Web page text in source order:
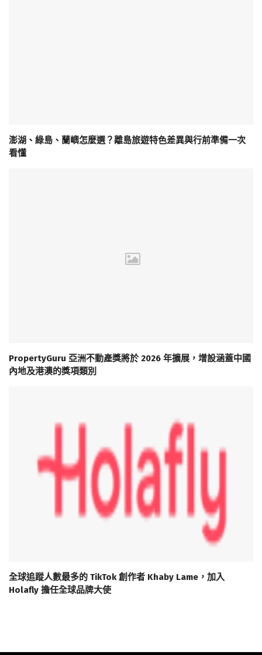
澎湖、綠島、蘭嶼怎麼選？離島旅遊特色差異與行前準備一次
看懂
PropertyGuru 亞洲不動產獎將於 2026 年擴展，增設涵蓋中國
內地及港澳的獎項類別
全球追蹤人數最多的 TikTok 創作者 Khaby Lame，加入
Holafly 擔任全球品牌大使